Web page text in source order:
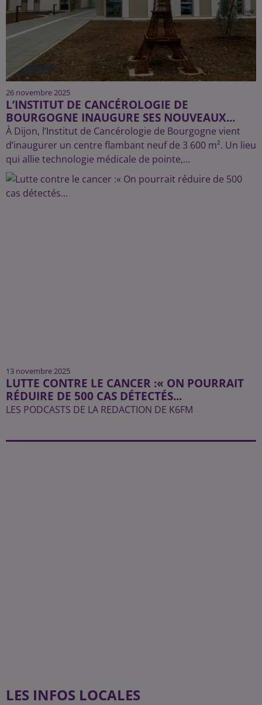
26 novembre 2025
L’INSTITUT DE CANCÉROLOGIE DE
BOURGOGNE INAUGURE SES NOUVEAUX...
À Dijon, l’Institut de Cancérologie de Bourgogne vient
d’inaugurer un centre flambant neuf de 3 600 m². Un lieu
qui allie technologie médicale de pointe,...
13 novembre 2025
LUTTE CONTRE LE CANCER :« ON POURRAIT
RÉDUIRE DE 500 CAS DÉTECTÉS...
LES PODCASTS DE LA REDACTION DE K6FM
LES INFOS LOCALES